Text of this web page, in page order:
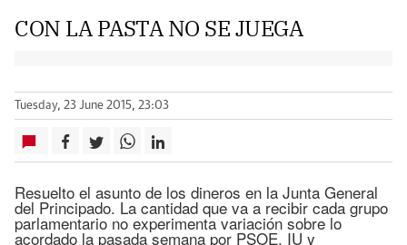
CON LA PASTA NO SE JUEGA
Tuesday, 23 June 2015, 23:03
Resuelto el asunto de los dineros en la Junta General
del Principado. La cantidad que va a recibir cada grupo
parlamentario no experimenta variación sobre lo
acordado la pasada semana por PSOE, IU y